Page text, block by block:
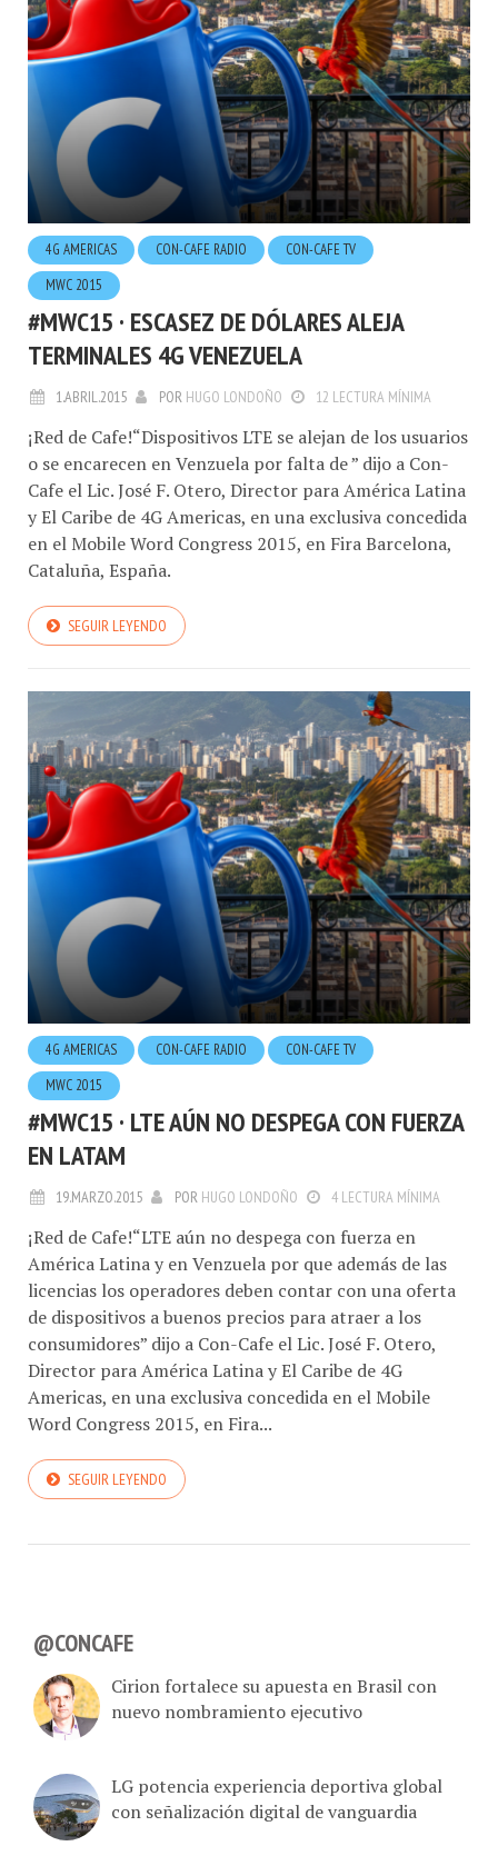
4G AMERICAS CON-CAFE RADIO
CON-CAFE TV
MWC 2015
#MWC15 · ESCASEZ DE DÓLARES ALEJA
TERMINALES 4G VENEZUELA
1.ABRIL.2015 POR HUGO LONDOÑO 12 LECTURA MÍNIMA
¡Red de Cafe!“Dispositivos LTE se alejan de los usuarios
o se encarecen en Venzuela por falta de ” dijo a Con-
Cafe el Lic. José F. Otero, Director para América Latina
y El Caribe de 4G Americas, en una exclusiva concedida
en el Mobile Word Congress 2015, en Fira Barcelona,
Cataluña, España.
SEGUIR LEYENDO
4G AMERICAS CON-CAFE RADIO
CON-CAFE TV
MWC 2015
#MWC15 · LTE AÚN NO DESPEGA CON FUERZA
EN LATAM
19.MARZO.2015 POR HUGO LONDOÑO 4 LECTURA MÍNIMA
¡Red de Cafe!“LTE aún no despega con fuerza en
América Latina y en Venzuela por que además de las
licencias los operadores deben contar con una oferta
de dispositivos a buenos precios para atraer a los
consumidores” dijo a Con-Cafe el Lic. José F. Otero,
Director para América Latina y El Caribe de 4G
Americas, en una exclusiva concedida en el Mobile
Word Congress 2015, en Fira...
SEGUIR LEYENDO
@CONCAFE
Cirion fortalece su apuesta en Brasil con
nuevo nombramiento ejecutivo
LG potencia experiencia deportiva global
con señalización digital de vanguardia